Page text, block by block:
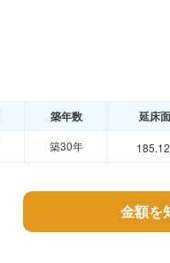
築年数 延床
築30年
金額を